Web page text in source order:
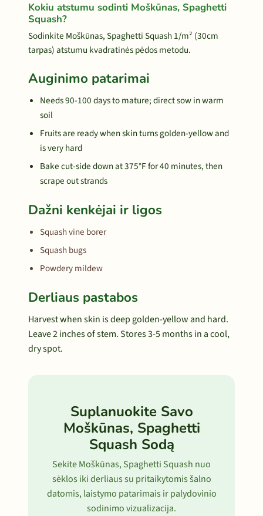
Kokiu atstumu sodinti Moškūnas, Spaghetti
Squash?
Sodinkite Moškūnas, Spaghetti Squash 1/m² (30cm
tarpas) atstumu kvadratinės pėdos metodu.
Auginimo patarimai
Needs 90-100 days to mature; direct sow in warm
soil
Fruits are ready when skin turns golden-yellow and
is very hard
Bake cut-side down at 375°F for 40 minutes, then
scrape out strands
Dažni kenkėjai ir ligos
Squash vine borer
Squash bugs
Powdery mildew
Derliaus pastabos
Harvest when skin is deep golden-yellow and hard.
Leave 2 inches of stem. Stores 3-5 months in a cool,
dry spot.
Suplanuokite Savo
Moškūnas, Spaghetti
Squash Sodą
Sekite Moškūnas, Spaghetti Squash nuo
sėklos iki derliaus su pritaikytomis šalno
datomis, laistymo patarimais ir palydovinio
sodinimo vizualizacija.